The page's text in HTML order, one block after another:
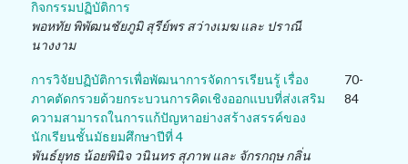
กิจกรรมปฏิบัติการ
พอหทัย พิพัฒนชัยภูมิ สุรีย์พร สว่างเมฆ และ ปราณี
นางงาม
การวิจัยปฏิบัติการเพื่อพัฒนาการจัดการเรียนรู้ เรื่อง
ภาคตัดกรวยด้วยกระบวนการคิดเชิงออกแบบที่ส่งเสริม
ความสามารถในการแก้ปัญหาอย่างสร้างสรรค์ของ
นักเรียนชั้นมัธยมศึกษาปีที่ 4
พันธ์ยุทธ น้อยพินิจ วนินทร สุภาพ และ จักรกฤษ กลิ่น
70-
84